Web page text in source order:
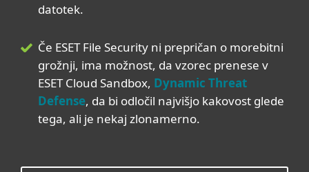
datotek.
Če ESET File Security ni prepričan o morebitni
grožnji, ima možnost, da vzorec prenese v
ESET Cloud Sandbox, Dynamic Threat
Defense, da bi odločil najvišjo kakovost glede
tega, ali je nekaj zlonamerno.